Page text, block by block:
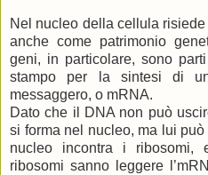
Nel nucleo della cellula
anche come patrimonio
geni, in particolare, sono
stampo per la sintesi di
messaggero, o mRNA.
Dato che il DNA non può
si forma nel nucleo, ma lui
nucleo incontra i
ribosomi sanno leggere